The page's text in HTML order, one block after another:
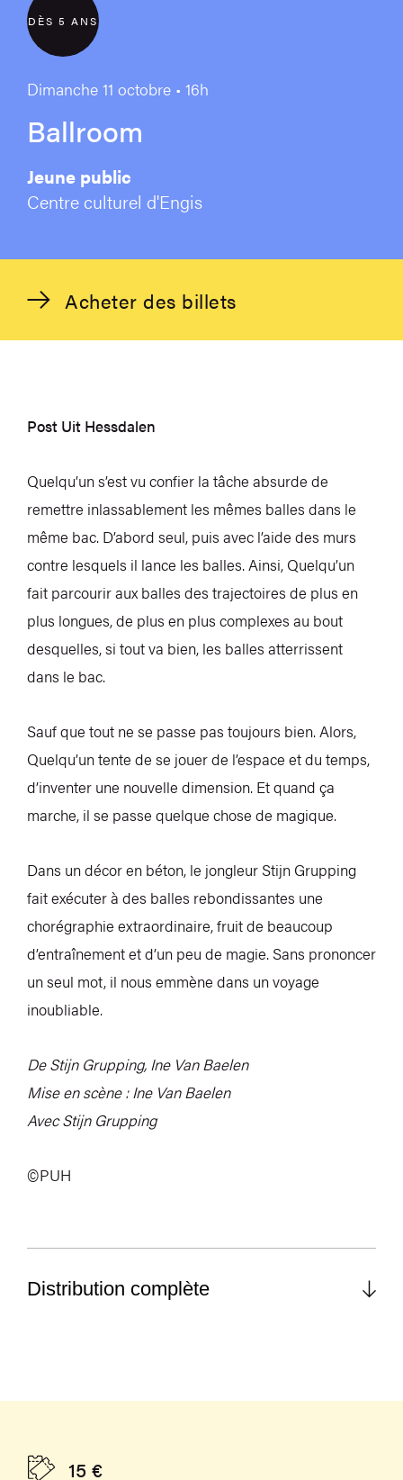
DÈS 5 ANS
Dimanche 11 octobre • 16h
Ballroom
Jeune public
Centre culturel d'Engis
Acheter des billets
Post Uit Hessdalen
Quelqu’un s’est vu confier la tâche absurde de
remettre inlassablement les mêmes balles dans le
même bac. D’abord seul, puis avec l’aide des murs
contre lesquels il lance les balles. Ainsi, Quelqu’un
fait parcourir aux balles des trajectoires de plus en
plus longues, de plus en plus complexes au bout
desquelles, si tout va bien, les balles atterrissent
dans le bac.
Sauf que tout ne se passe pas toujours bien. Alors,
Quelqu’un tente de se jouer de l’espace et du temps,
d’inventer une nouvelle dimension. Et quand ça
marche, il se passe quelque chose de magique.
Dans un décor en béton, le jongleur Stijn Grupping
fait exécuter à des balles rebondissantes une
chorégraphie extraordinaire, fruit de beaucoup
d’entraînement et d’un peu de magie. Sans prononcer
un seul mot, il nous emmène dans un voyage
inoubliable.
De Stijn Grupping, Ine Van Baelen
Mise en scène : Ine Van Baelen
Avec Stijn Grupping
©PUH
Distribution complète
15 €